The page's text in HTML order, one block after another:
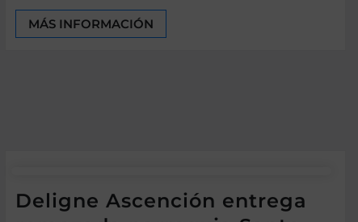
MÁS INFORMACIÓN
Deligne Ascención entrega